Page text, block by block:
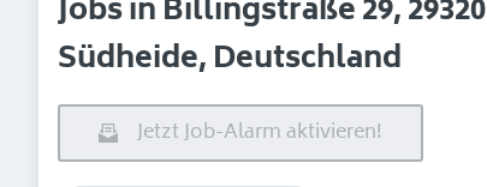
Jobs in Billingstraße 29, 29320
Südheide, Deutschland
Jetzt Job-Alarm aktivieren!